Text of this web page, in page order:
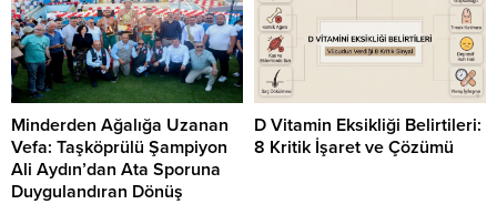
Minderden Ağalığa Uzanan
Vefa: Taşköprülü Şampiyon
Ali Aydın’dan Ata Sporuna
Duygulandıran Dönüş
D Vitamin Eksikliği Belirtileri:
8 Kritik İşaret ve Çözümü